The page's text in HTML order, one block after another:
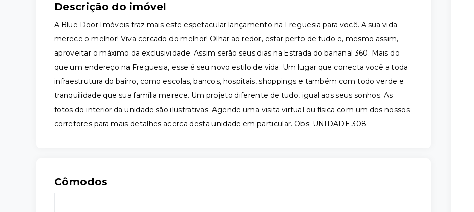
Descrição do imóvel
A Blue Door Imóveis traz mais este espetacular lançamento na Freguesia para você. A sua vida
merece o melhor! Viva cercado do melhor! Olhar ao redor, estar perto de tudo e, mesmo assim,
aproveitar o máximo da exclusividade. Assim serão seus dias na Estrada do bananal 360. Mais do
que um endereço na Freguesia, esse é seu novo estilo de vida. Um lugar que conecta você a toda
infraestrutura do bairro, como escolas, bancos, hospitais, shoppings e também com todo verde e
tranquilidade que sua família merece. Um projeto diferente de tudo, igual aos seus sonhos. As
fotos do interior da unidade são ilustrativas. Agende uma visita virtual ou física com um dos nossos
corretores para mais detalhes acerca desta unidade em particular. Obs: UNIDADE 308
Cômodos